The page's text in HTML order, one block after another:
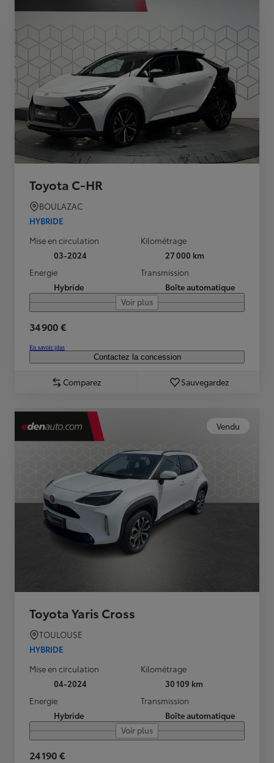
Toyota C-HR
BOULAZAC
HYBRIDE
Mise en circulation
03-2024
Kilométrage
27 000 km
Energie
Hybride
Transmission
Boîte automatique
Voir plus
34 900 €
En savoir plus
Contactez la concession
Comparez Sauvegardez
Vendu
Toyota Yaris Cross
TOULOUSE
HYBRIDE
Mise en circulation
04-2024
Kilométrage
30 109 km
Energie
Hybride
Transmission
Boîte automatique
Voir plus
24 190 €